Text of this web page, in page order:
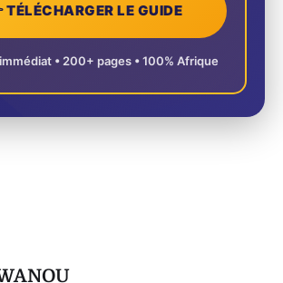
TÉLÉCHARGER LE GUIDE
• 200+ pages • 100% Afrique